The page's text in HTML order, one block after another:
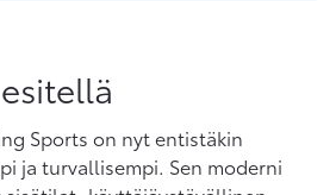
Sports on nyt entistäkin
ja turvallisempi. Sen moderni